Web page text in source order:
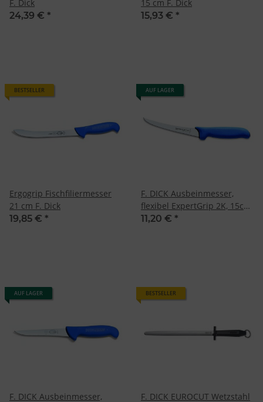
F. Dick
24,39 € *
15 cm F. Dick
15,93 € *
BESTSELLER
Ergogrip Fischfiliermesser
21 cm F. Dick
19,85 € *
AUF LAGER
F. DICK Ausbeinmesser,
flexibel ExpertGrip 2K, 15cm,
blau/schwarz
11,20 € *
AUF LAGER
F. DICK Ausbeinmesser,
BESTSELLER
F. DICK EUROCUT Wetzstahl